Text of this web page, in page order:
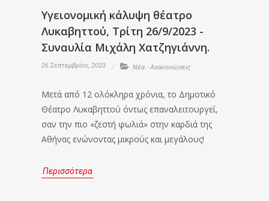
Υγειονομική κάλυψη θέατρο
Λυκαβηττού, Τρίτη 26/9/2023 -
Συναυλία Μιχάλη Χατζηγιάννη.
26 Σεπτεμβρίου, 2023 Νέα - Ανακοινώσεις
Μετά από 12 ολόκληρα χρόνια, το Δημοτικό
Θέατρο Λυκαβηττού όντως επαναλειτουργεί,
σαν την πιο «ζεστή φωλιά» στην καρδιά της
Αθήνας ενώνοντας μικρούς και μεγάλους!
Περισσότερα